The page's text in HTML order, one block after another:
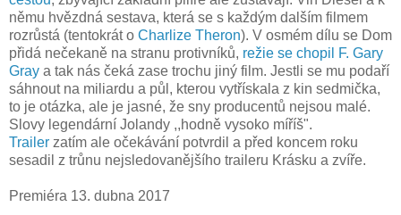
němu hvězdná sestava, která se s každým dalším filmem
rozrůstá (tentokrát o Charlize Theron). V osmém dílu se Dom
přidá nečekaně na stranu protivníků, režie se chopil F. Gary
Gray a tak nás čeká zase trochu jiný film. Jestli se mu podaří
sáhnout na miliardu a půl, kterou vytřískala z kin sedmička,
to je otázka, ale je jasné, že sny producentů nejsou malé.
Slovy legendární Jolandy ,,hodně vysoko míříš".
Trailer zatím ale očekávání potvrdil a před koncem roku
sesadil z trůnu nejsledovanějšího traileru Krásku a zvíře.
Premiéra 13. dubna 2017